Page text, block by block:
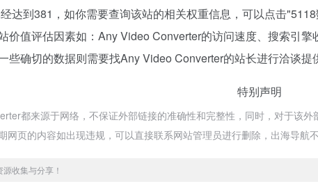
达到381，如你需要查询该站的相关权重信息，可以点击"
价值评估因素如：Any Video Converter的访问速度、搜索引
些确切的数据则需要找Any Video Converter的站长进行洽谈提
特别声明
都来源于网络，不保证外部链接的准确性和完整性，同时，对于该
网页的内容如出现违规，可以直接联系网站管理员进行删除，出海导航不
收集与分享！